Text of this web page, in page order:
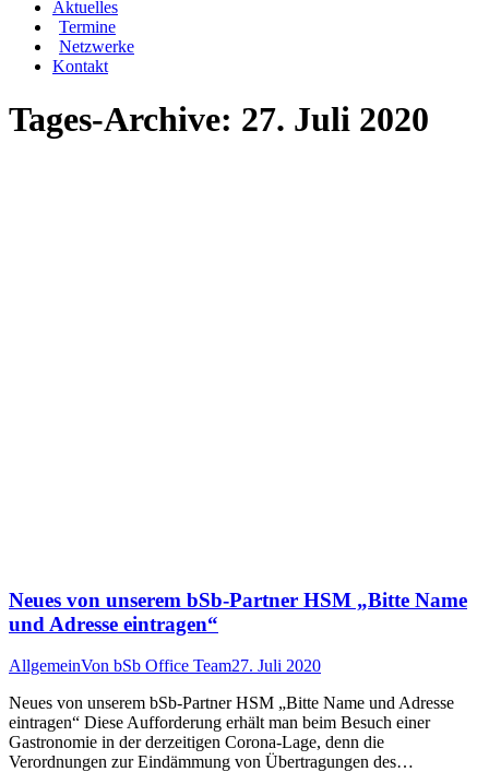
Aktuelles
Termine
Netzwerke
Kontakt
Tages-Archive: 27. Juli 2020
Neues von unserem bSb-Partner HSM „Bitte Name
und Adresse eintragen“
AllgemeinVon bSb Office Team27. Juli 2020
Neues von unserem bSb-Partner HSM „Bitte Name und Adresse
eintragen“ Diese Aufforderung erhält man beim Besuch einer
Gastronomie in der derzeitigen Corona-Lage, denn die
Verordnungen zur Eindämmung von Übertragungen des…